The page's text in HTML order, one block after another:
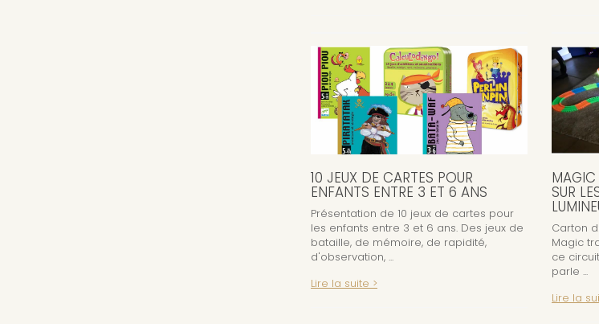
10 JEUX DE CARTES POUR
ENFANTS ENTRE 3 ET 6 ANS
Présentation de 10 jeux de cartes pour
les enfants entre 3 et 6 ans. Des jeux de
bataille, de mémoire, de rapidité,
d'observation, ...
Lire la suite >
MAGIC
SUR
Carton
Magic
ce
parle ...
Lire la